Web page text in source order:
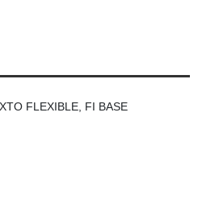
FLEXIBLE, FI BASE